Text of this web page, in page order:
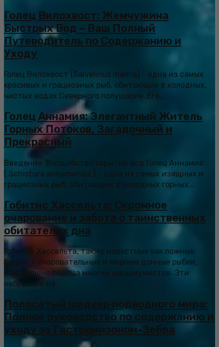
Голец Вилохвост: Жемчужина
Быстрых Вод – Ваш Полный
Путеводитель по Содержанию и
Уходу
Голец Вилохвост (Salvelinus malma) - одна из самых
красивых и грациозных рыб, обитающих в холодных,
чистых водах Северного полушария. Его...
Голец Аннамия: Элегантный Житель
Горных Потоков, Загадочный и
Прекрасный
Введение: Волшебство скрытых вод Голец Аннамия
( Schistura annamensis ) – одна из самых изящных и
грациозных рыб, обитающих в холодных горных...
Гобитис Хассельта: Скромное
очарование и забота о таинственных
обитателях дна
Гобитис Хассельта, также известные как ложные
боции, – очаровательные и мирные донные рыбки,
покорившие сердца многих аквариумистов. Эти
неброские на...
Полосатый шедевр подводного мира:
Полное руководство по содержанию и
уходу за Гастромизоном-Зебра